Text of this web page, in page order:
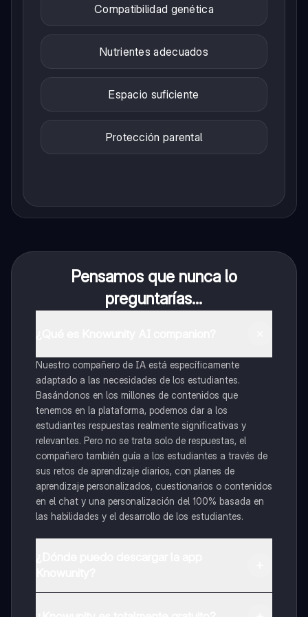
Compatibilidad genética
Nutrientes adecuados
Espacio suficiente
Protección parental
Pensamos que nunca lo
preguntarías...
Nuestro compañero de IA está específicamente
adaptado a las necesidades de los estudiantes.
Basándonos en los millones de contenidos que
tenemos en la plataforma, podemos dar a los
estudiantes respuestas realmente significativas y
relevantes. Pero no se trata solo de respuestas, el
compañero también guía a los estudiantes a través de
sus retos de aprendizaje diarios, con planes de
aprendizaje personalizados, cuestionarios o contenidos
en el chat y una personalización del 100% basada en
las habilidades y el desarrollo de los estudiantes.